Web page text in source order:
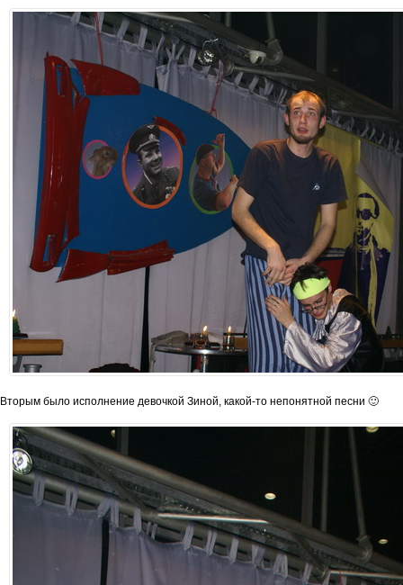
Вторым было исполнение девочкой Зиной, какой-то непонятной песни 🙂